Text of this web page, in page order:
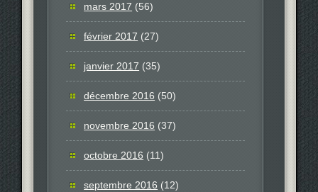
mars 2017 (56)
février 2017 (27)
janvier 2017 (35)
décembre 2016 (50)
novembre 2016 (37)
octobre 2016 (11)
septembre 2016 (12)